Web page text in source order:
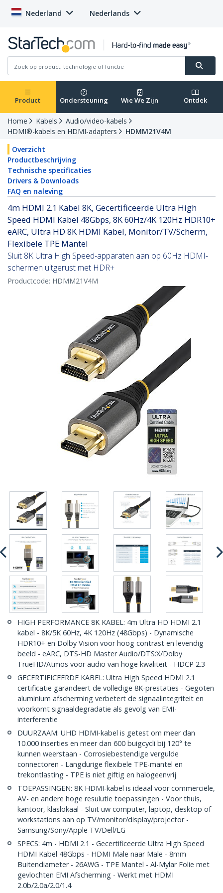
Nederland Nederlands
Product Ondersteuning Wie We Zijn Ontdek
Home Kabels
Audio/video-kabels
HDMI®-kabels en HDMI-adapters
HDMM21V4M
Overzicht
Productbeschrijving
Technische specificaties
Drivers & Downloads
FAQ en naleving
4m HDMI 2.1 Kabel 8K, Gecertificeerde Ultra High
Speed HDMI Kabel 48Gbps, 8K 60Hz/4K 120Hz HDR10+
eARC, Ultra HD 8K HDMI Kabel, Monitor/TV/Scherm,
Flexibele TPE Mantel
Sluit 8K Ultra High Speed-apparaten aan op 60Hz HDMI-
schermen uitgerust met HDR+
Productcode: HDMM21V4M
HIGH PERFORMANCE 8K KABEL: 4m Ultra HD HDMI 2.1
kabel - 8K/5K 60Hz, 4K 120Hz (48Gbps) - Dynamische
HDR10+ en Dolby Vision voor hoog contrast en levendig
beeld - eARC, DTS-HD Master Audio/DTS:X/Dolby
TrueHD/Atmos voor audio van hoge kwaliteit - HDCP 2.3
GECERTIFICEERDE KABEL: Ultra High Speed HDMI 2.1
certificatie garandeert de volledige 8K-prestaties - Gegoten
aluminium afscherming verbetert de signaalintegriteit en
voorkomt signaaldegradatie als gevolg van EMI-
interferentie
DUURZAAM: UHD HDMI-kabel is getest om meer dan
10.000 inserties en meer dan 600 buigcycli bij 120° te
kunnen weerstaan - Corrosiebestendige vergulde
connectoren - Langdurige flexibele TPE-mantel en
trekontlasting - TPE is niet giftig en halogeenvrij
TOEPASSINGEN: 8K HDMI-kabel is ideaal voor commerciële,
AV- en andere hoge resulutie toepassingen - Voor thuis,
kantoor, klaslokaal - Sluit uw computer, laptop, desktop of
workstations aan op TV/monitor/display/projector -
Samsung/Sony/Apple TV/Dell/LG
SPECS: 4m - HDMI 2.1 - Gecertificeerde Ultra High Speed
HDMI Kabel 48Gbps - HDMI Male naar Male - 8mm
Buitendiameter - 26AWG - TPE Mantel - Al-Mylar Folie met
gevlochten EMI Afscherming - Werkt met HDMI
2.0b/2.0a/2.0/1.4